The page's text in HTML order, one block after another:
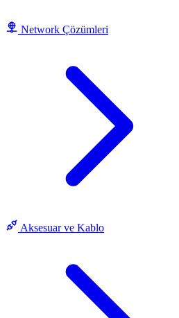
Network Çözümleri
Aksesuar ve Kablo